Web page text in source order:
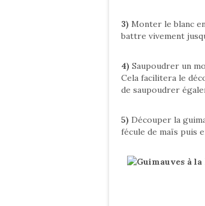
3) Monter le blanc
battre vivement
4) Saupoudrer un
Cela facilitera le
de saupoudrer
5) Découper la
fécule de maïs puis